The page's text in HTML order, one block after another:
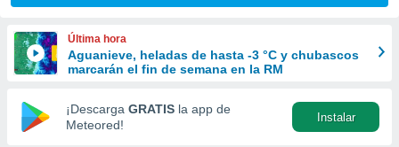
y
forma
digital
basada
Última hora
Aguanieve, heladas de hasta -3 °C y chubascos
marcarán el fin de semana en la RM
¡Descarga GRATIS la app de
Meteored!
Instalar